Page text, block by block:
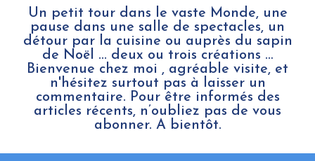
Un petit tour dans le vaste Monde, une
pause dans une salle de spectacles, un
détour par la cuisine ou auprès du sapin
de Noël ... deux ou trois créations …
Bienvenue chez moi , agréable visite, et
n'hésitez surtout pas à laisser un
commentaire. Pour être informés des
articles récents, n’oubliez pas de vous
abonner. A bientôt.